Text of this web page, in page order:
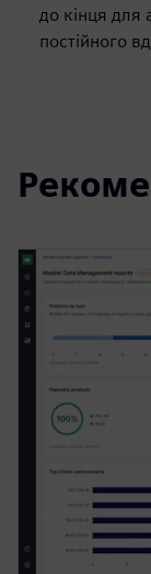
до кінця для
постійного